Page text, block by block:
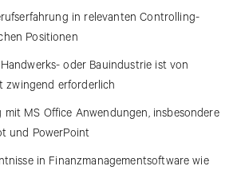
in relevanten Controlling-
Positionen
oder Bauindustrie ist von
zwingend erforderlich
mit MS Office Anwendungen, insbesondere
und PowerPoint
in Finanzmanagementsoftware wie